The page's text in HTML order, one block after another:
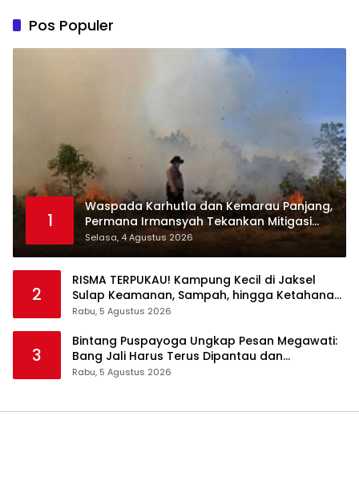
Pos Populer
1
Waspada Karhutla dan Kemarau Panjang,
Permana Irmansyah Tekankan Mitigasi
Berbasis Komunitas
Selasa, 4 Agustus 2026
2
RISMA TERPUKAU! Kampung Kecil di Jaksel
Sulap Keamanan, Sampah, hingga Ketahanan
Pangan Jadi Satu Sistem
Rabu, 5 Agustus 2026
3
Bintang Puspayoga Ungkap Pesan Megawati:
Bang Jali Harus Terus Dipantau dan
Dikembangkan
Rabu, 5 Agustus 2026